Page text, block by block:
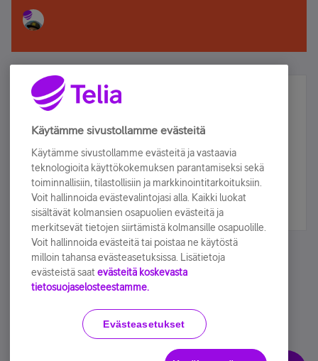
Älä jää paitsi – osallistu ja voita!
Tilaa Telian uutiskirje ja olet mukana arvonnassa.
sähköpostiisi.
Tilaa nyt
Käyttöehdot Accessibility statement
Käytämme sivustollamme evästeitä
Käytämme sivustollamme evästeitä ja vastaavia
teknologioita käyttökokemuksen parantamiseksi sekä
toiminnallisiin, tilastollisiin ja markkinointitarkoituksiin.
Voit hallinnoida evästevalintojasi alla. Kaikki luokat
sisältävät kolmansien osapuolien evästeitä ja
merkitsevät tietojen siirtämistä kolmansille osapuolille.
Voit hallinnoida evästeitä tai poistaa ne käytöstä
milloin tahansa evästeasetuksissa. Lisätietoja
evästeistä saat evästeitä koskevasta
tietosuojaselosteestamme.
Evästeasetukset